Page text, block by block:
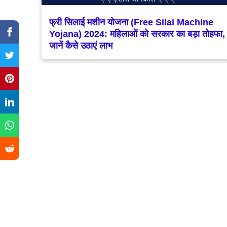
फ्री सिलाई मशीन योजना (Free Silai Machine
Yojana) 2024: महिलाओं को सरकार का बड़ा तोहफा,
जानें कैसे उठाएं लाभ